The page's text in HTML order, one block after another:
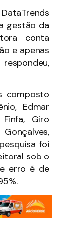
gestão da
conta
e apenas
composto
Edmar
Finfa, Giro
foi
sob o
erro é de